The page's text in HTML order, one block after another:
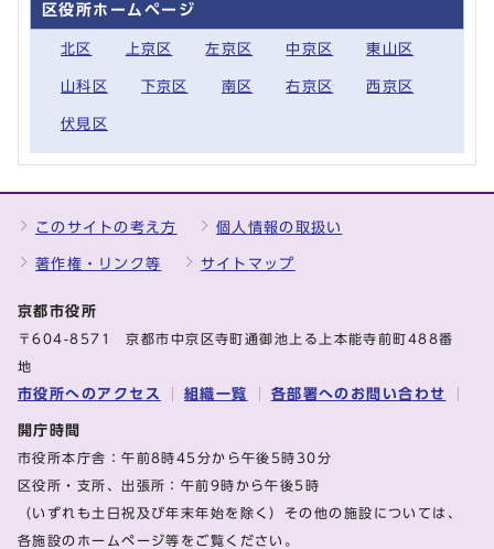
区役所ホームページ
北区 上京区 左京区 中京区 東山区
山科区 下京区 南区 右京区 西京区
伏見区
このサイトの考え方 個人情報の取扱い
著作権・リンク等 サイトマップ
京都市役所
〒604-8571 京都市中京区寺町通御池上る上本能寺前町488番
地
市役所へのアクセス 組織一覧 各部署へのお問い合わせ
開庁時間
市役所本庁舎：午前8時45分から午後5時30分
区役所・支所、出張所：午前9時から午後5時
（いずれも土日祝及び年末年始を除く）その他の施設については、
各施設のホームページ等をご覧ください。